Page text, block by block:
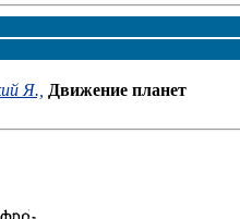
Я., Движение планет